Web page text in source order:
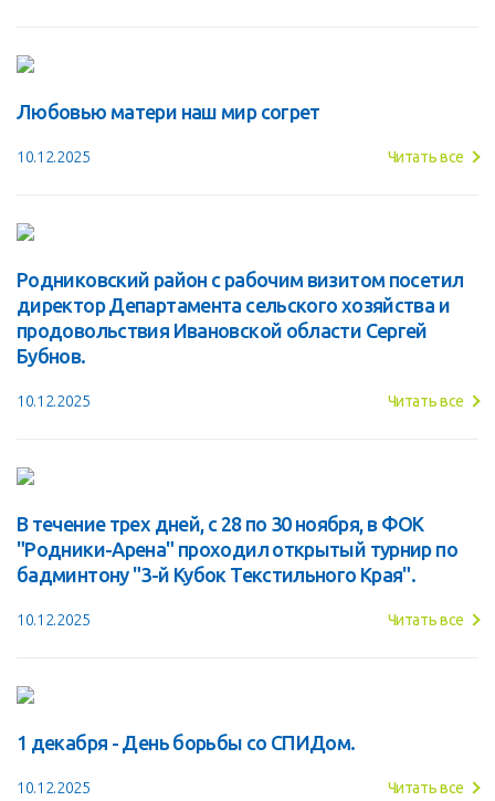
Любовью матери наш мир согрет
10.12.2025 Читать все
Родниковский район с рабочим визитом посетил
директор Департамента сельского хозяйства и
продовольствия Ивановской области Сергей
Бубнов.
10.12.2025 Читать все
В течение трех дней, с 28 по 30 ноября, в ФОК
"Родники-Арена" проходил открытый турнир по
бадминтону "3-й Кубок Текстильного Края".
10.12.2025 Читать все
1 декабря - День борьбы со СПИДом.
10.12.2025 Читать все